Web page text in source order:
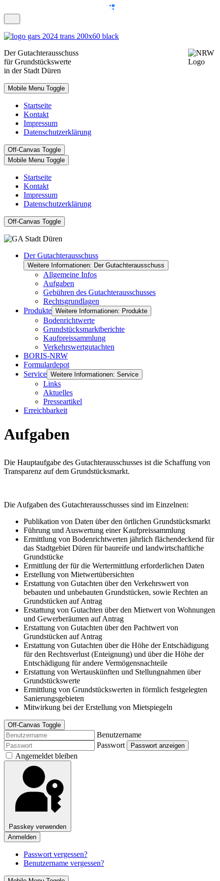
DerGutachterausschuss
für Grundstückswerte
in der Stadt Düren
Mobile Menu Toggle
Startseite
Kontakt
Impressum
Datenschutzerklärung
Off-Canvas Toggle
Mobile Menu Toggle
Startseite
Kontakt
Impressum
Datenschutzerklärung
Off-Canvas Toggle
Der Gutachterausschuss
Weitere Informationen: Der Gutachterausschuss
Allgemeine Infos
Aufgaben
Gebühren des Gutachterausschusses
Rechtsgrundlagen
Produkte Weitere Informationen: Produkte
Bodenrichtwerte
Grundstücksmarktberichte
Kaufpreissammlung
Verkehrswertgutachten
BORIS-NRW
Formulardepot
Service Weitere Informationen: Service
Links
Aktuelles
Presseartikel
Erreichbarkeit
Aufgaben
Die Hauptaufgabe des Gutachterausschusses ist die Schaffung von
Transparenz auf dem Grundstücksmarkt.
Die Aufgaben des Gutachterausschusses sind im Einzelnen:
Publikation von Daten über den örtlichen Grundstücksmarkt
Führung und Auswertung einer Kaufpreissammlung
Ermittlung von Bodenrichtwerten jährlich flächendeckend für
das Stadtgebiet Düren für baureife und landwirtschaftliche
Grundstücke
Ermittlung der für die Wertermittlung erforderlichen Daten
Erstellung von Mietwertübersichten
Erstattung von Gutachten über den Verkehrswert von
bebauten und unbebauten Grundstücken, sowie Rechten an
Grundstücken auf Antrag
Erstattung von Gutachten über den Mietwert von Wohnungen
und Gewerberäumen auf Antrag
Erstattung von Gutachten über den Pachtwert von
Grundstücken auf Antrag
Erstattung von Gutachten über die Höhe der Entschädigung
für den Rechtsverlust (Enteignung) und über die Höhe der
Entschädigung für andere Vermögensnachteile
Erstattung von Wertauskünften und Stellungnahmen über
Grundstückswerte
Ermittlung von Grundstückswerten in förmlich festgelegten
Sanierungsgebieten
Mitwirkung bei der Erstellung von Mietspiegeln
Off-Canvas Toggle
Benutzername
Passwort
Passwort anzeigen
Angemeldet bleiben
Passkey verwenden
Anmelden
Passwort vergessen?
Benutzername vergessen?